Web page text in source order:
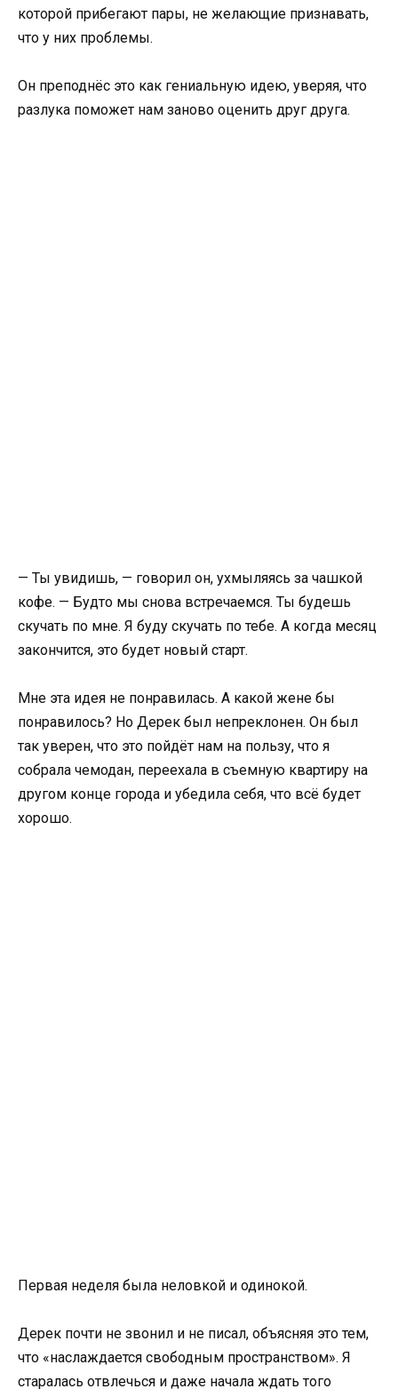
которой прибегают пары, не желающие признавать,
что у них проблемы.
Он преподнёс это как гениальную идею, уверяя, что
разлука поможет нам заново оценить друг друга.
— Ты увидишь, — говорил он, ухмыляясь за чашкой
кофе. — Будто мы снова встречаемся. Ты будешь
скучать по мне. Я буду скучать по тебе. А когда месяц
закончится, это будет новый старт.
Мне эта идея не понравилась. А какой жене бы
понравилось? Но Дерек был непреклонен. Он был
так уверен, что это пойдёт нам на пользу, что я
собрала чемодан, переехала в съемную квартиру на
другом конце города и убедила себя, что всё будет
хорошо.
Первая неделя была неловкой и одинокой.
Дерек почти не звонил и не писал, объясняя это тем,
что «наслаждается свободным пространством». Я
старалась отвлечься и даже начала ждать того